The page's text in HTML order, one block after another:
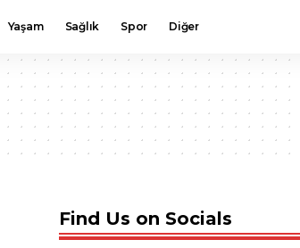
Yaşam Sağlık Spor Diğer
Find Us on Socials